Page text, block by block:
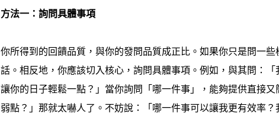
方法一：詢問具體事項
你所得到的回饋品質，與你的發問品質成正比。如果你只是問一
話。相反地，你應該切入核心，詢問具體事項。例如，與其問：
讓你的日子輕鬆一點？」當你詢問「哪一件事」，能夠提供直接
弱點？」那就太嚇人了。不妨說：「哪一件事可以讓我更有效率